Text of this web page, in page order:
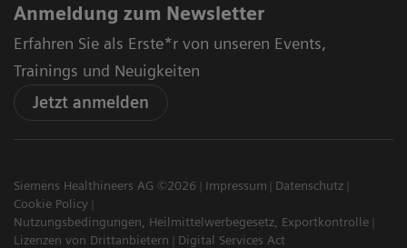
Anmeldung zum Newsletter
Erfahren Sie als Erste*r von unseren Events,
Trainings und Neuigkeiten
Jetzt anmelden
Siemens Healthineers AG ©2026 Impressum
Datenschutz
Cookie Policy
Nutzungsbedingungen, Heilmittelwerbegesetz, Exportkontrolle
Lizenzen von Drittanbietern
Digital Services Act